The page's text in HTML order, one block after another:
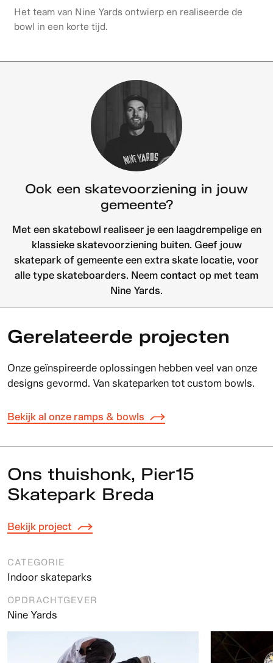
Het team van Nine Yards ontwierp en realiseerde de
bowl in een korte tijd.
Ook een skatevoorziening in jouw
gemeente?
Met een skatebowl realiseer je een laagdrempelige en
klassieke skatevoorziening buiten. Geef jouw
skatepark of gemeente een extra skate locatie, voor
alle type skateboarders. Neemcontact op met team
Nine Yards.
Gerelateerde projecten
Onze geïnspireerde oplossingen hebben veel van onze
designs gevormd. Van skateparken tot custom bowls.
Bekijk al onze ramps & bowls
Ons thuishonk, Pier15
Skatepark Breda
Bekijk project
CATEGORIE
Indoor skateparks
OPDRACHTGEVER
Nine Yards